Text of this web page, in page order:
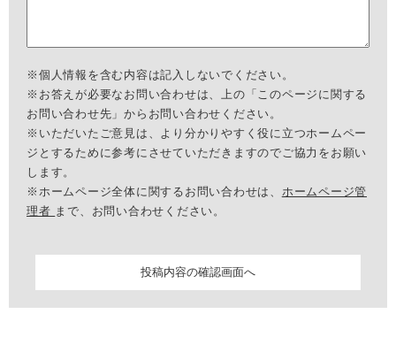
※個人情報を含む内容は記入しないでください。
※お答えが必要なお問い合わせは、上の「このページに関する
お問い合わせ先」からお問い合わせください。
※いただいたご意見は、より分かりやすく役に立つホームペー
ジとするために参考にさせていただきますのでご協力をお願い
します。
※ホームページ全体に関するお問い合わせは、 ホームページ管
理者 まで、お問い合わせください。